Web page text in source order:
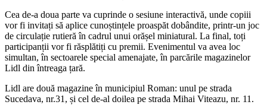
Cea de-a doua parte va cuprinde o sesiune interactivă, unde copiii
vor fi invitați să aplice cunoștințele proaspăt dobândite, printr-un joc
de circulație rutieră în cadrul unui orășel miniatural. La final, toți
participanții vor fi răsplătiți cu premii. Evenimentul va avea loc
simultan, în sectoarele special amenajate, în parcările magazinelor
Lidl din întreaga țară.
Lidl are două magazine în municipiul Roman: unul pe strada
Sucedava, nr.31, și cel de-al doilea pe strada Mihai Viteazu, nr. 11.